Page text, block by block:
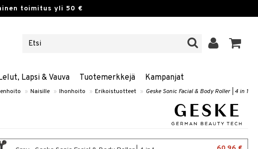
toimitus yli 50 €
Lapsi & Vauva Tuotemerkkejä Kampanjat
» Naisille » Ihonhoito » Erikoistuotteet » Geske Sonic Facial & Body Roller | 4 in 1